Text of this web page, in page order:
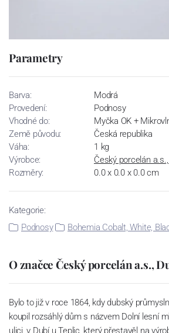
Parametry
Barva:
Modrá
Provedení:
Podnosy
Vhodné do:
Myčka OK +
Země původu:
Česká republika
Váha:
1 kg
Výrobce:
Český porcelán
Rozměry:
0.0 x 0.0 x 0.0 cm
Kategorie:
Podnosy
Bohemia Cobalt, White,
O značce Český porcelán a.s.,
Bylo to již v roce 1864, kdy dubský
koupil rozsáhlý dům s názvem Dolní lesní
ulici, v Dubí u Teplic, který přestavěl na